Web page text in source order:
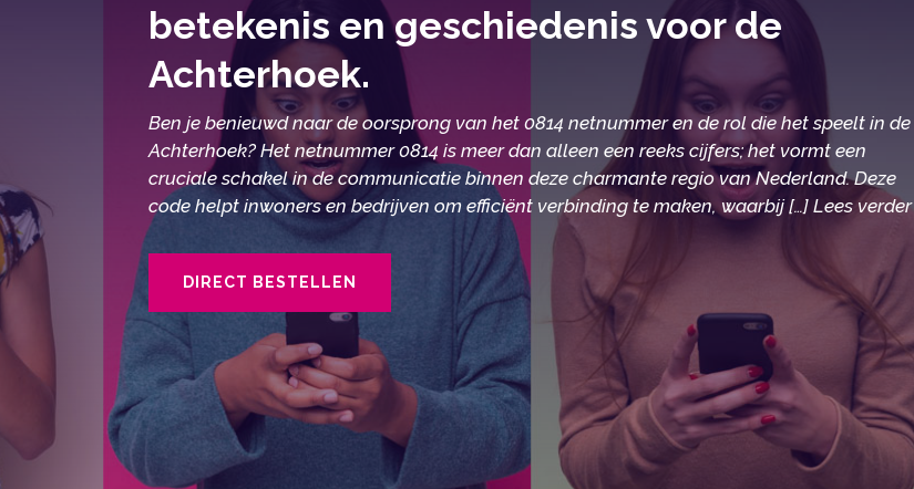
betekenis en geschiedenis voor de
Achterhoek.​
Ben je benieuwd naar de oorsprong van het 0814 netnummer en de rol die het speelt in de
Achterhoek? Het netnummer 0814 is meer dan alleen een reeks cijfers; het vormt een
cruciale schakel in de communicatie binnen deze charmante regio van Nederland. Deze
code helpt inwoners en bedrijven om efficiënt verbinding te maken, waarbij […] Lees verder
DIRECT BESTELLEN